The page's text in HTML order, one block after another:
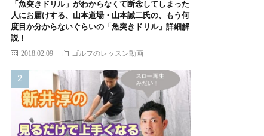
「魚突きドリル」がわからなくて断念してしまった
人にお届けする、山本道場・山本誠二氏の、もう何
度目か分からないぐらいの「魚突きドリル」詳細解
説！
2018.02.09 ゴルフのレッスン動画